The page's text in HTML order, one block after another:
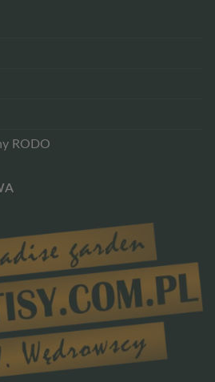
RODO